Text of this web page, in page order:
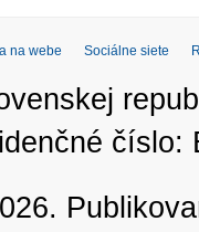
na webe Sociálne siete
číslo: